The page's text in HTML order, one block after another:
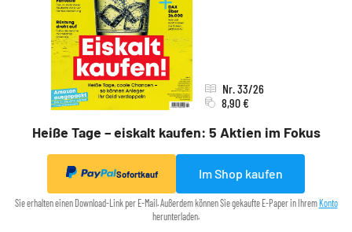
Heiße Tage – eiskalt kaufen: 5 Aktien im Fokus
Nr. 33/26
8,90 €
Sofortkauf Im Shop kaufen
Sie erhalten einen Download-Link per E-Mail. Außerdem können Sie gekaufte E-Paper in Ihrem Konto
herunterladen.